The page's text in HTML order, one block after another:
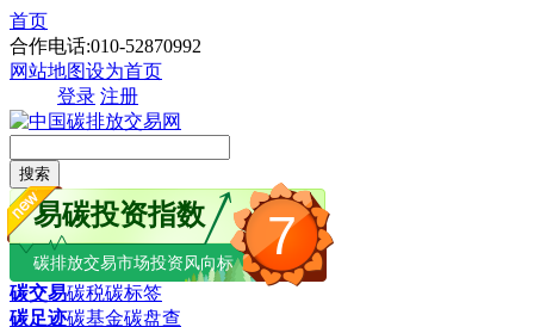
首页
合作电话:010-52870992
网站地图设为首页
登录 注册
搜索
7
易碳投资指数
碳排放交易市场投资风向标
碳交易碳税碳标签
碳足迹碳基金碳盘查